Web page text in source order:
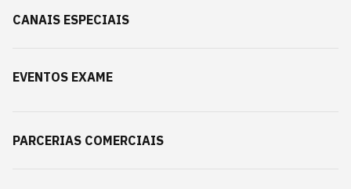
CANAIS ESPECIAIS
EVENTOS EXAME
PARCERIAS COMERCIAIS